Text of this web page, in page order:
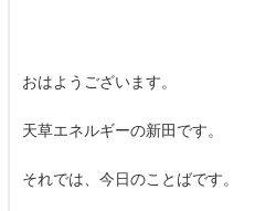
おはようございます。
天草エネルギーの新田です。
それでは、今日のことばです。